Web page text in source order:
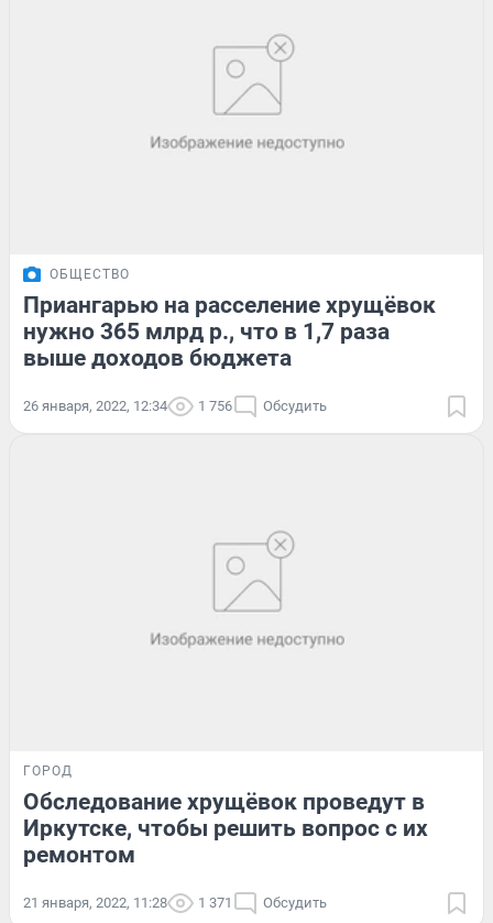
ОБЩЕСТВО
Приангарью на расселение хрущёвок
нужно 365 млрд р., что в 1,7 раза
выше доходов бюджета
26 января, 2022, 12:34 1 756 Обсудить
ГОРОД
Обследование хрущёвок проведут в
Иркутске, чтобы решить вопрос с их
ремонтом
21 января, 2022, 11:28 1 371 Обсудить